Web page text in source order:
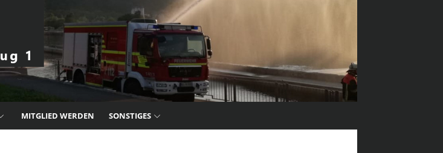
MITGLIED WERDEN SONSTIGES